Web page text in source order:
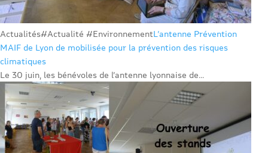
Actualités#Actualité #EnvironnementL’antenne Prévention
MAIF de Lyon de mobilisée pour la prévention des risques
climatiques
Le 30 juin, les bénévoles de l’antenne lyonnaise de...